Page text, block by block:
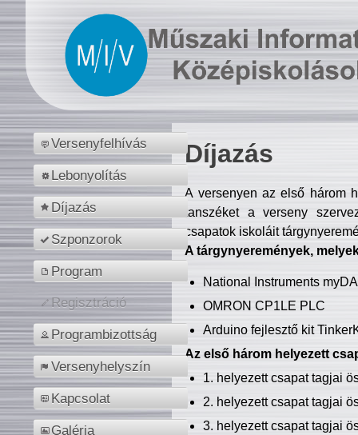
Versenyfelhívás
Lebonyolítás
Díjazás
Szponzorok
Program
Regisztráció
Programbizottság
Versenyhelyszín
Kapcsolat
Galéria
Díjazás
A versenyen az első három
tanszéket a verseny
csapatok iskoláit
A tárgynyeremények,
National Instruments
OMRON CP1LE PLC
Arduino fejlesztő kit
Az első három helyezett
1. helyezett csapat tagjai
2. helyezett csapat tagjai
3. helyezett csapat tagjai